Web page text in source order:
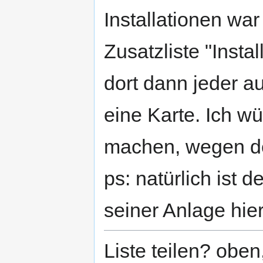
Installationen
Zusatzliste
dort dann jeder
eine Karte. Ich
machen, wegen
ps: natürlich ist
seiner Anlage
Liste teilen?